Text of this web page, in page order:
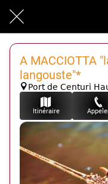
A MACCIOTTA
langouste"*
Port de Centuri
Itinéraire